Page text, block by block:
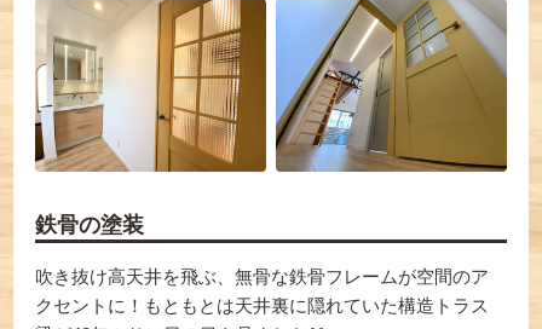
鉄骨の塗装
吹き抜け高天井を飛ぶ、無骨な鉄骨フレームが空間のア
クセントに！もともとは天井裏に隠れていた構造トラス